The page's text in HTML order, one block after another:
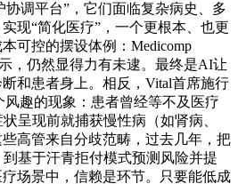
协调平台”，它们面临复杂病史、多
现“简化医疗”，一个更根本、也更
可控的摆设体例：Medicomp
示，仍然显得力有未逮。最终是AI让
和患者身上。相反，Vital首席施行
风趣的现象：患者曾经等不及医疗
呈现前就捕获慢性病（如肾病、
高管来自分歧范畴，过去几年，把
基于汗青拒付模式预测风险并提
场景中，信赖是环节。只要能低成